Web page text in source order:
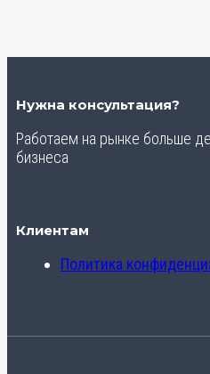
Нужна консультация?
Работаем на рынке больше
бизнеса
Клиентам
Политика